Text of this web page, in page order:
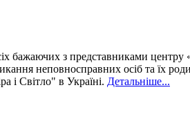
бажаючих з представниками
неповносправних осіб та їх
і Світло" в Україні. Детальніше...